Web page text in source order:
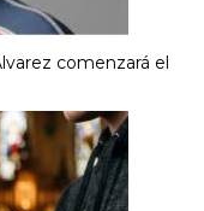
comenzará el